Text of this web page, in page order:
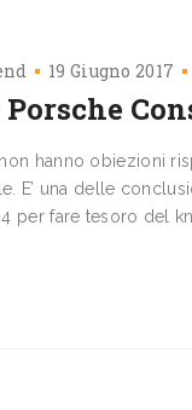
19 Giugno 2017
hanno obiezioni
E’ una delle
per fare tesoro del